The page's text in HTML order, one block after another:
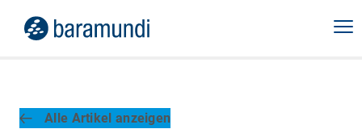
Alle Artikel anzeigen